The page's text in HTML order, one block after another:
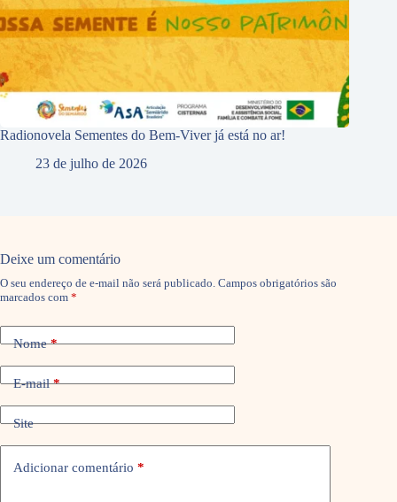
Radionovela Sementes do Bem-Viver já está no ar!
23 de julho de 2026
Deixe um comentário
O seu endereço de e-mail não será publicado. Campos obrigatórios são
marcados com *
Nome*
E-mail*
Site
Adicionar comentário *